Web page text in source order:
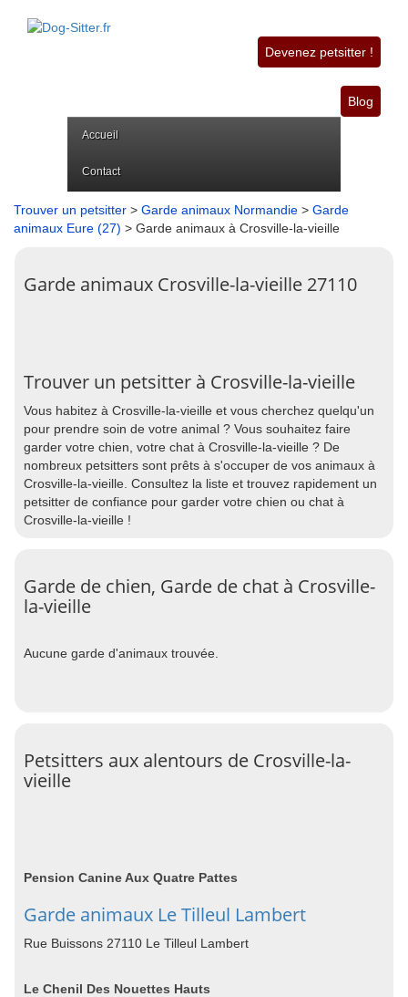
Devenez petsitter !
Blog
Accueil
Contact
Trouver un petsitter > Garde animaux Normandie > Garde
animaux Eure (27) > Garde animaux à Crosville-la-vieille
Garde animaux Crosville-la-vieille 27110
Trouver un petsitter à Crosville-la-vieille
Vous habitez à Crosville-la-vieille et vous cherchez quelqu'un
pour prendre soin de votre animal ? Vous souhaitez faire
garder votre chien, votre chat à Crosville-la-vieille ? De
nombreux petsitters sont prêts à s'occuper de vos animaux à
Crosville-la-vieille. Consultez la liste et trouvez rapidement un
petsitter de confiance pour garder votre chien ou chat à
Crosville-la-vieille !
Garde de chien, Garde de chat à Crosville-
la-vieille
Aucune garde d'animaux trouvée.
Petsitters aux alentours de Crosville-la-
vieille
Pension Canine Aux Quatre Pattes
Garde animaux Le Tilleul Lambert
Rue Buissons 27110 Le Tilleul Lambert
Le Chenil Des Nouettes Hauts